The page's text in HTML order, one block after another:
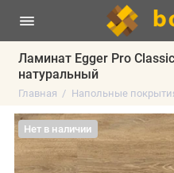
Ламинат Egger Pro
натуральный
Главная Напольные
Нет в наличии